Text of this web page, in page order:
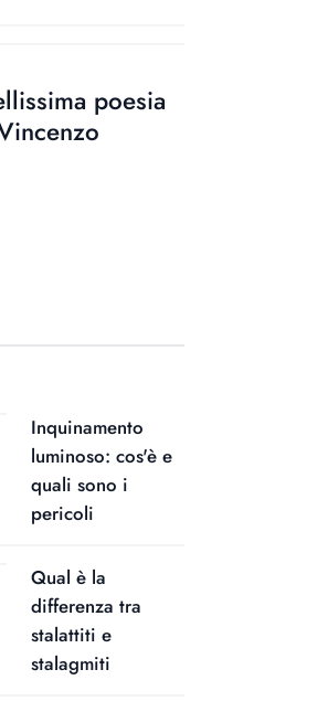
poesia
Inquinamento
luminoso: cos'è e
quali sono i
pericoli
Qual è la
differenza tra
stalattiti e
stalagmiti